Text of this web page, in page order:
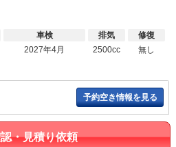
車検
2027年4月
排気
2500cc
修復
無し
予約空き情報を見る
・見積り依頼